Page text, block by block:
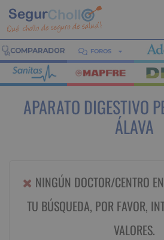
FOROS
APARATO DIGESTIVO
ÁLAVA
NINGÚN DOCTOR/CENTRO
TU BÚSQUEDA, POR FAVOR,
VALORES.